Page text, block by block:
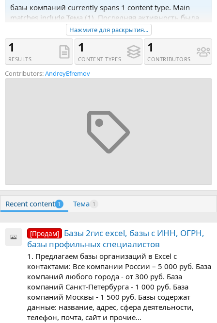
базы компаний currently spans 1 content type. Main
matches include Тема (1). Последняя активность была
17.04.19 в 08:04.
Recent tagged content includes Тема 'Базы 2гис excel,
базы с ИНН, ОГРН, базы профильных специалистов'.
Нажмите для раскрытия...
1
RESULTS
1
CONTENT TYPES
1
CONTRIBUTORS
Contributors:AndreyEfremov
Recent content 1 Тема 1
[Продам] Базы 2гис excel, базы с ИНН, ОГРН,
базы профильных специалистов
1. Предлагаем базы организаций в Excel c
контактами: Все компании России – 5 000 руб. База
компаний любого города - от 300 руб. База
компаний Санкт-Петербурга - 1 000 руб. База
компаний Москвы - 1 500 руб. Базы содержат
данные: название, адрес, сфера деятельности,
телефон, почта, сайт и прочие...